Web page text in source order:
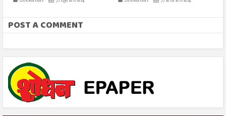
POST A COMMENT